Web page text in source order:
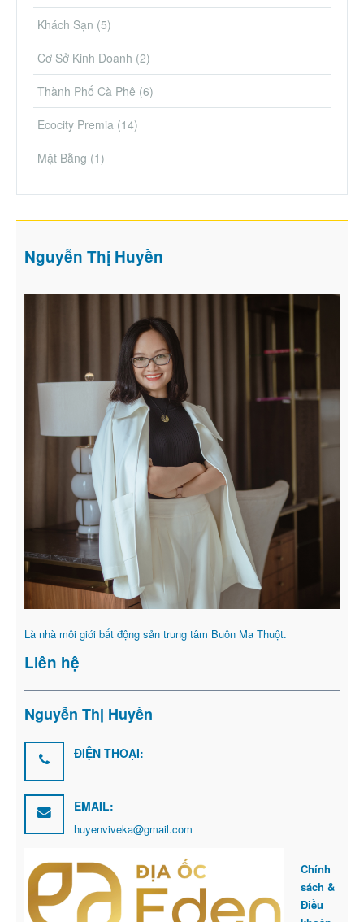
Khách Sạn (5)
Cơ Sở Kinh Doanh (2)
Thành Phố Cà Phê (6)
Ecocity Premia (14)
Mặt Bằng (1)
Nguyễn Thị Huyền
Là nhà môi giới bất động sản trung tâm Buôn Ma Thuột.
Liên hệ
Nguyễn Thị Huyền
ĐIỆN THOẠI:
EMAIL:
huyenviveka@gmail.com
Chính
sách &
Điều